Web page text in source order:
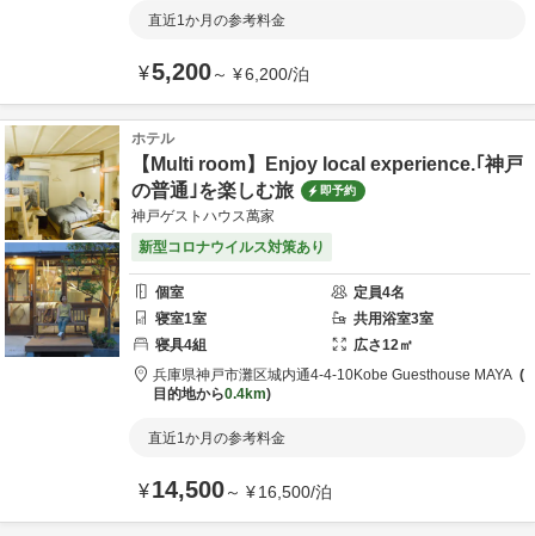
直近1か月の参考料金
¥5,200～ ¥6,200/泊
ホテル
【Multi room】Enjoy local experience.｢神戸
の普通｣を楽しむ旅
即予約
神戸ゲストハウス萬家
新型コロナウイルス対策あり
個室 定員4名
寝室1室 共用浴室3室
寝具4組 広さ12㎡
兵庫県神戸市灘区城内通4-4-10Kobe Guesthouse MAYA
目的地から0.4km
直近1か月の参考料金
¥14,500～ ¥16,500/泊